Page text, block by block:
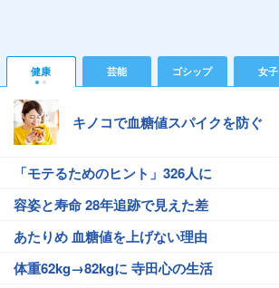
健康 芸能 ゴシップ 女子
キノコで血糖値スパイクを防ぐ
「モテるためのヒント」326人に
容姿と寿命 28年追跡で見えた差
あたりめ 血糖値を上げない理由
体重62kg→82kgに 寺田心の生活